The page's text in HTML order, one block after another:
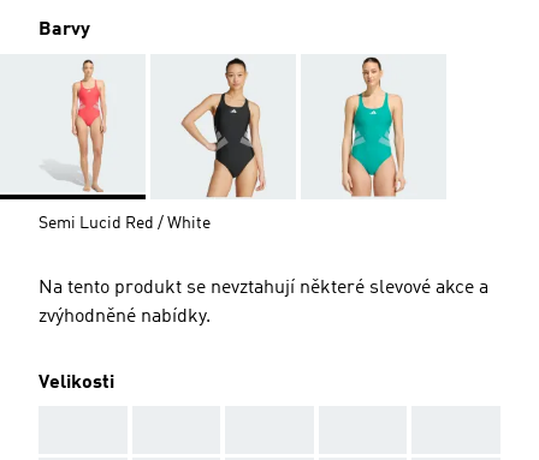
Barvy
Semi Lucid Red / White
Na tento produkt se nevztahují některé slevové akce a
zvýhodněné nabídky.
Velikosti